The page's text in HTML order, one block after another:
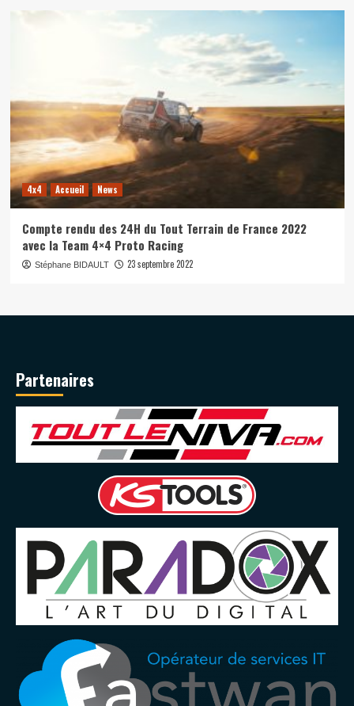
4x4 Accueil News
Compte rendu des 24H du Tout Terrain de France 2022
avec la Team 4×4 Proto Racing
Stéphane BIDAULT 23 septembre 2022
Partenaires